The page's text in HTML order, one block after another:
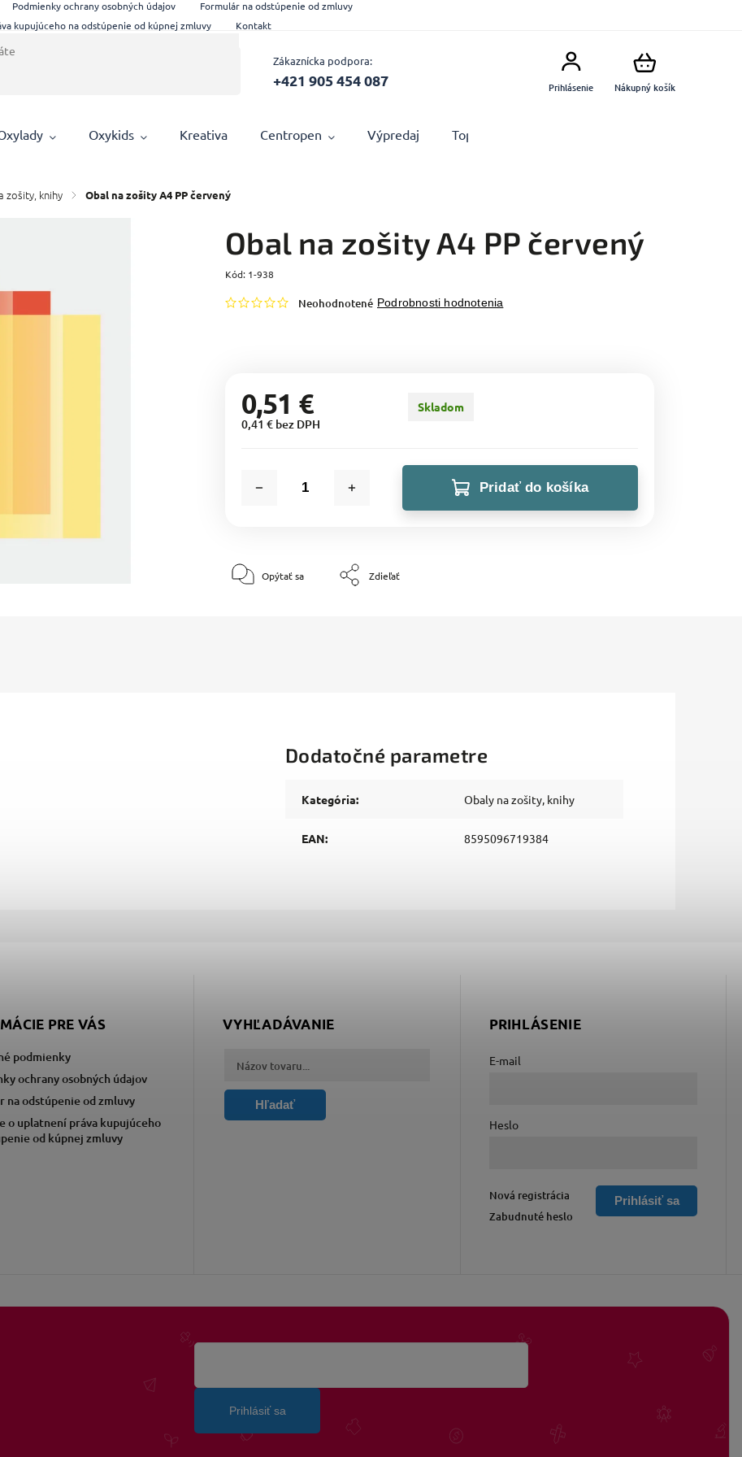
Podmienky ochrany osobných údajov
Formulár na odstúpenie od zmluvy
kupujúceho na odstúpenie od kúpnej zmluvy
Kontakt
Zákaznícka podpora:
+421 905 454 087 Nákupný košík
Prihlásenie
Oxykids Kreativa Centropen Výpredaj Top produkty
zošity, knihy / Obal na zošity A4 PP červený
Obal na zošity A4 PP červený
Kód: 1-938
Neohodnotené Podrobnosti hodnotenia
0,51 €
0,41 € bez DPH
Skladom
Pridať do košíka
Opýtať sa Zdieľať
Dodatočné parametre
Kategória: Obaly na zošity, knihy
EAN: 8595096719384
PRE VÁS
podmienky
ochrany osobných údajov
na odstúpenie od zmluvy
o uplatnení práva kupujúceho
od kúpnej zmluvy
Prihlásiť sa
VYHĽADÁVANIE
Hľadať
PRIHLÁSENIE
E-mail
Heslo
Prihlásiť sa
Nová registrácia
Zabudnuté heslo